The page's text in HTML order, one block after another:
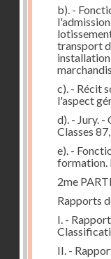
b). -
transport
c). - Récit
l'aspect
d). - Jury.
Classes
e). -
formation.
2me
Rapports
I. -
II. -